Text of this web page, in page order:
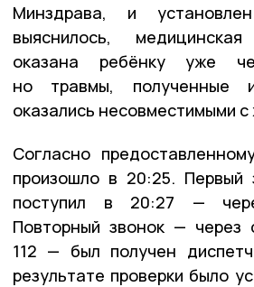
Минздрава, и
выяснилось,
оказана ребёнку уже
но травмы, полученные
оказались несовместимыми
Согласно
произошло в 20:25. Первый
поступил в 20:27 —
Повторный звонок — через
112 — был получен
результате проверки было